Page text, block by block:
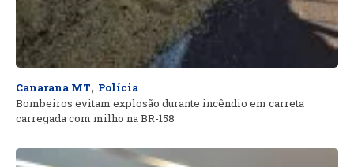
Canarana MT, Polícia
Bombeiros evitam explosão durante incêndio em carreta
carregada com milho na BR-158